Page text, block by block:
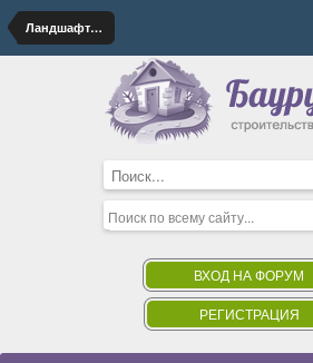
Ландшафтный дизайн
ВХОД НА ФОРУМ
РЕГИСТРАЦИЯ